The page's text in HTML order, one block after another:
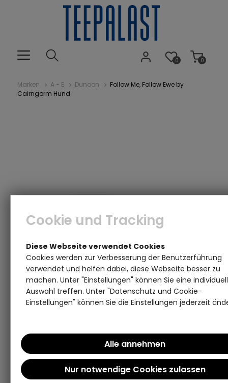
0
0
Marken A - E Dunoon
Follow Me, Follow Ewe by
Cairngorm Hund
Cookie und Tracking
Diese Webseite verwendet Cookies
Cookies werden zur Verbesserung der Benutzerführung
verwendet und helfen dabei, diese Webseite besser zu
machen. Unter "Einstellungen" können Sie eine
Auswahl treffen. Unter "Datenschutz und Cookie-
Einstellungen" können Sie die Einstellungen jederzeit